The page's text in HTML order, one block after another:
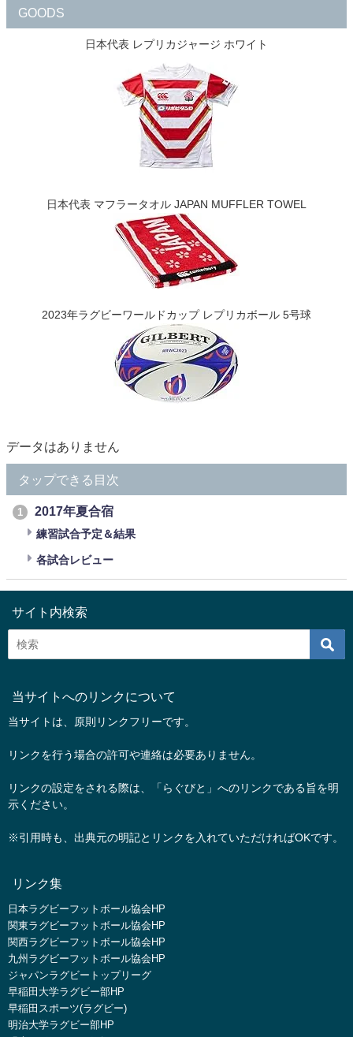
GOODS
日本代表 レプリカジャージ ホワイト
日本代表 マフラータオル JAPAN MUFFLER TOWEL
2023年ラグビーワールドカップ レプリカボール 5号球
データはありません
タップできる目次
1 2017年夏合宿
練習試合予定＆結果
各試合レビュー
サイト内検索
当サイトへのリンクについて
当サイトは、原則リンクフリーです。
リンクを行う場合の許可や連絡は必要ありません。
リンクの設定をされる際は、「らぐびと」へのリンクである旨を明
示ください。
※引用時も、出典元の明記とリンクを入れていただければOKです。
リンク集
日本ラグビーフットボール協会HP
関東ラグビーフットボール協会HP
関西ラグビーフットボール協会HP
九州ラグビーフットボール協会HP
ジャパンラグビートップリーグ
早稲田大学ラグビー部HP
早稲田スポーツ(ラグビー)
明治大学ラグビー部HP